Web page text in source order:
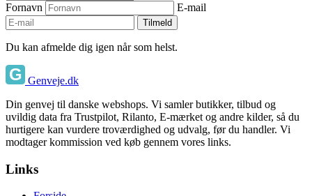
Fornavn E-mail
Tilmeld
Du kan afmelde dig igen når som helst.
Genveje.dk
Din genvej til danske webshops. Vi samler butikker, tilbud og
uvildig data fra Trustpilot, Rilanto, E-mærket og andre kilder, så du
hurtigere kan vurdere troværdighed og udvalg, før du handler. Vi
modtager kommission ved køb gennem vores links.
Links